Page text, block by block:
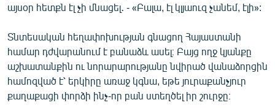
այսօր հետքն էլ չի մնացել․ - «Բալա, էլ կլյաուզ չանեմ, էլի»:
Տնտեսական հեղափոխության գնացող Հայաստանի
համար դժվարանում է բանաձև ասել։ Բայց ողջ կյանքը
աշխատանքին ու նորարարությանը նվիրած վանաձորցին
համոզված է՝ երկիրը առաջ կգնա, եթե յուրաքանչյուր
քաղաքացի փորձի ինչ-որ բան ստեղծել իր շուրջը։